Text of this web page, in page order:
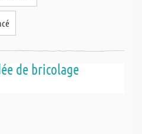
de bricolage